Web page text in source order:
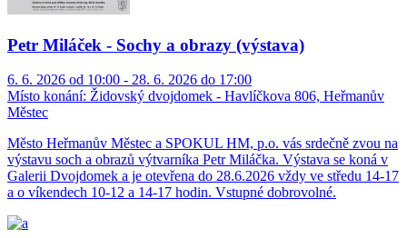
Petr Miláček - Sochy a obrazy (výstava)
6. 6. 2026 od 10:00 - 28. 6. 2026 do 17:00
Místo konání: Židovský dvojdomek - Havlíčkova 806, Heřmanův
Městec
Město Heřmanův Městec a SPOKUL HM, p.o. vás srdečně zvou na
výstavu soch a obrazů výtvarníka Petr Miláčka. Výstava se koná v
Galerii Dvojdomek a je otevřena do 28.6.2026 vždy ve středu 14-17
a o víkendech 10-12 a 14-17 hodin. Vstupné dobrovolné.